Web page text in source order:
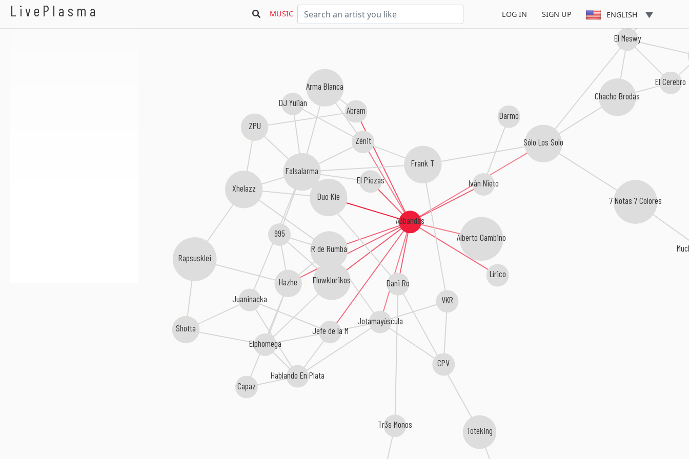
LivePlasma MUSIC LOG IN SIGN UP ENGLISH
A3bandas
Duo Kie
Abram
El Piezas
Flowklorikos
Hazhe
R de Rumba
Iván Nieto
Dani Ro
Lírico
Jefe de la M
Alberto Gambino
Jotamayúscula
Zénit Sólo Los Solo
ZPU
Chacho Brodas
Darmo
Tr3s Monos
Hablando En Plata
Toteking
Arma Blanca
Juaninacka
Falsalarma
CPV
Frank T
VKR
DJ Yulian
El Meswy
Xhelazz
Elphomega
El Cerebro
Capaz
Shotta
7 Notas 7 Colores
Rapsusklei
995
A3bandas